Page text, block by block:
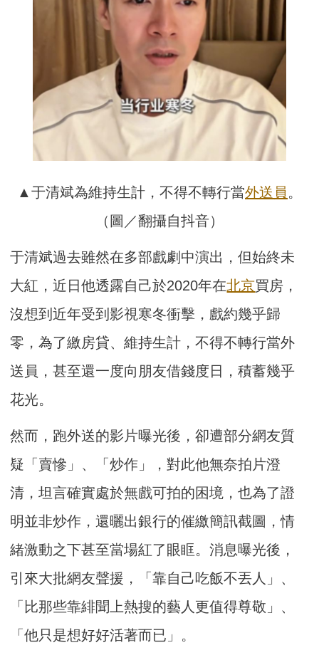
▲于清斌為維持生計，不得不轉行當外送員 。
（圖／翻攝自抖音）
于清斌過去雖然在多部戲劇中演出，但始終未
大紅，近日他透露自己於2020年在北京買房，
沒想到近年受到影視寒冬衝擊，戲約幾乎歸
零，為了繳房貸、維持生計，不得不轉行當外
送員，甚至還一度向朋友借錢度日，積蓄幾乎
花光。
然而，跑外送的影片曝光後，卻遭部分網友質
疑「賣慘」、「炒作」，對此他無奈拍片澄
清，坦言確實處於無戲可拍的困境，也為了證
明並非炒作，還曬出銀行的催繳簡訊截圖，情
緒激動之下甚至當場紅了眼眶。消息曝光後，
引來大批網友聲援，「靠自己吃飯不丟人」、
「比那些靠緋聞上熱搜的藝人更值得尊敬」、
「他只是想好好活著而已」。